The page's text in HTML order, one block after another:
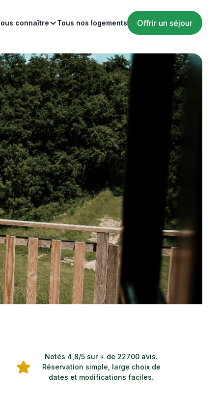
connaître Tous nos logements Offrir un séjour
Notés 4,8/5 sur + de 22700 avis.
Réservation simple, large choix de
dates et modifications faciles.